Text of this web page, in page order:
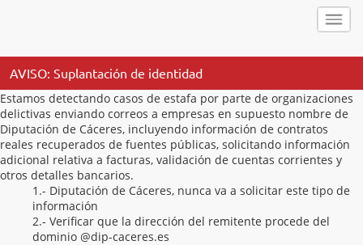
AVISO: Suplantación de identidad
Estamos detectando casos de estafa por parte de organizaciones
delictivas enviando correos a empresas en supuesto nombre de
Diputación de Cáceres, incluyendo información de contratos
reales recuperados de fuentes públicas, solicitando información
adicional relativa a facturas, validación de cuentas corrientes y
otros detalles bancarios.
1.- Diputación de Cáceres, nunca va a solicitar este tipo de
información
2.- Verificar que la dirección del remitente procede del
dominio @dip-caceres.es